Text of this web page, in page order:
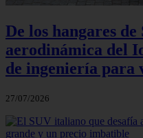
De los hangares de
aerodinámica del
de ingeniería para
27/07/2026